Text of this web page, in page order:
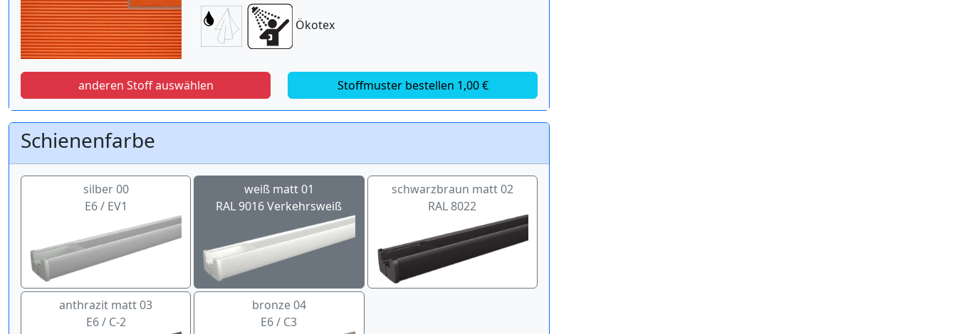
Ökotex
anderen Stoff auswählen Stoffmuster bestellen 1,00 €
Schienenfarbe
silber 00
E6 / EV1
weiß matt 01
RAL 9016 Verkehrsweiß
schwarzbraun matt 02
RAL 8022
anthrazit matt 03
E6 / C-2
bronze 04
E6 / C3